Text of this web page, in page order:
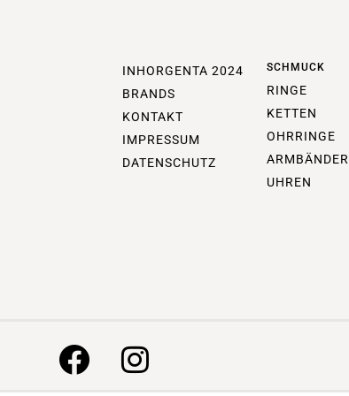
INHORGENTA 2024
BRANDS
KONTAKT
IMPRESSUM
DATENSCHUTZ
SCHMUCK
RINGE
KETTEN
OHRRINGE
ARMBÄNDER
UHREN